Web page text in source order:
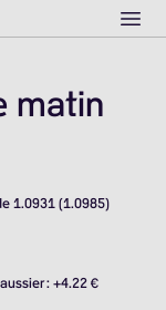
matin
1.0931 (1.0985)
: +4.22 €